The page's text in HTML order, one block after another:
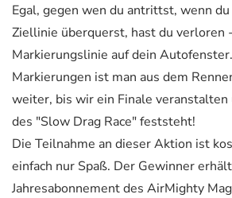
Egal, gegen wen du antrittst, wenn
Ziellinie überquerst, hast du verloren
Markierungslinie auf dein
Markierungen ist man aus dem
weiter, bis wir ein Finale
des "Slow Drag Race" feststeht!
Die Teilnahme an dieser Aktion ist
einfach nur Spaß. Der Gewinner
Jahresabonnement des AirMighty